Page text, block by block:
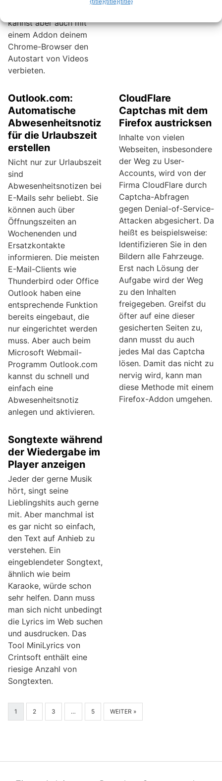
kannst aber auch mit
einem Addon deinem
Chrome-Browser den
Autostart von Videos
verbieten.
Outlook.com:
Automatische
Abwesenheitsnotiz
für die Urlaubszeit
erstellen
Nicht nur zur Urlaubszeit
sind
Abwesenheitsnotizen bei
E-Mails sehr beliebt. Sie
können auch über
Öffnungszeiten an
Wochenenden und
Ersatzkontakte
informieren. Die meisten
E-Mail-Clients wie
Thunderbird oder Office
Outlook haben eine
entsprechende Funktion
bereits eingebaut, die
nur eingerichtet werden
muss. Aber auch beim
Microsoft Webmail-
Programm Outlook.com
kannst du schnell und
einfach eine
Abwesenheitsnotiz
anlegen und aktivieren.
CloudFlare
Captchas mit dem
Firefox austricksen
Inhalte von vielen
Webseiten, insbesondere
der Weg zu User-
Accounts, wird von der
Firma CloudFlare durch
Captcha-Abfragen
gegen Denial-of-Service-
Attacken abgesichert. Da
heißt es beispielsweise:
Identifizieren Sie in den
Bildern alle Fahrzeuge.
Erst nach Lösung der
Aufgabe wird der Weg
zu den Inhalten
freigegeben. Greifst du
öfter auf eine dieser
gesicherten Seiten zu,
dann musst du auch
jedes Mal das Captcha
lösen. Damit das nicht zu
nervig wird, kann man
diese Methode mit einem
Firefox-Addon umgehen.
Songtexte während
der Wiedergabe im
Player anzeigen
Jeder der gerne Musik
hört, singt seine
Lieblingshits auch gerne
mit. Aber manchmal ist
es gar nicht so einfach,
den Text auf Anhieb zu
verstehen. Ein
eingeblendeter Songtext,
ähnlich wie beim
Karaoke, würde schon
sehr helfen. Dann muss
man sich nicht unbedingt
die Lyrics im Web suchen
und ausdrucken. Das
Tool MiniLyrics von
Crintsoft enthält eine
riesige Anzahl von
Songtexten.
1 2 3 … 5 WEITER »